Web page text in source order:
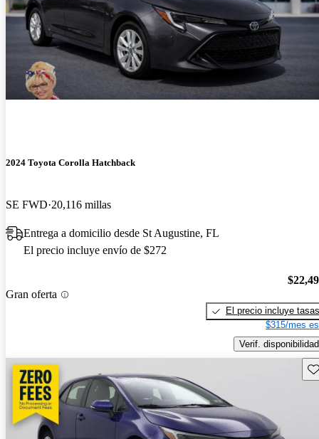
2024 Toyota Corolla Hatchback
SE FWD 20,116 millas
Entrega a domicilio desde St Augustine, FL
El precio incluye envío de $272
Gran oferta
El precio incluye tasas
$315/mes
Verif. disponibilidad